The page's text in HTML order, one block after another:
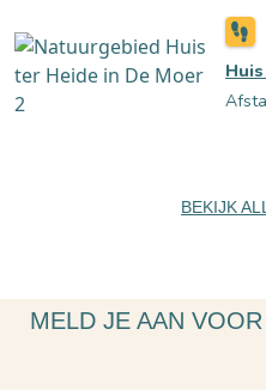
BEKIJK
MELD JE AAN